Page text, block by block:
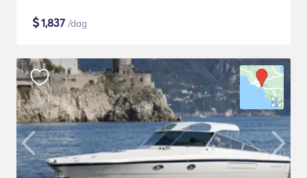
$1,837 /dag